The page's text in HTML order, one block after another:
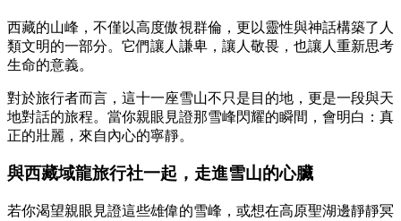
西藏的山峰，不僅以高度傲視群倫，更以靈性與神話構築了人
類文明的一部分。它們讓人謙卑，讓人敬畏，也讓人重新思考
生命的意義。
對於旅行者而言，這十一座雪山不只是目的地，更是一段與天
地對話的旅程。當你親眼見證那雪峰閃耀的瞬間，會明白：真
正的壯麗，來自內心的寧靜。
與西藏域龍旅行社一起，走進雪山的心臟
若你渴望親眼見證這些雄偉的雪峰，或想在高原聖湖邊靜靜冥